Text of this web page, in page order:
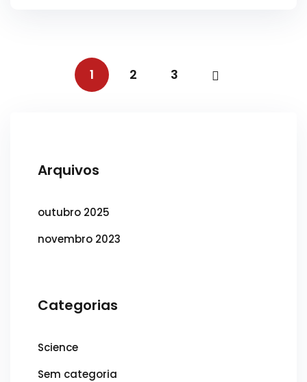
1 2 3
Arquivos
outubro 2025
novembro 2023
Categorias
Science
Sem categoria